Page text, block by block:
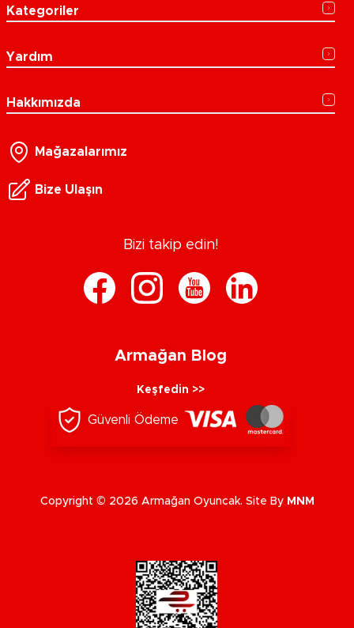
Kategoriler
Yardım
Hakkımızda
Mağazalarımız
Bize Ulaşın
Bizi takip edin!
Armağan Blog
Keşfedin >>
Güvenli Ödeme
Copyright © 2026 Armağan Oyuncak. Site By MNM